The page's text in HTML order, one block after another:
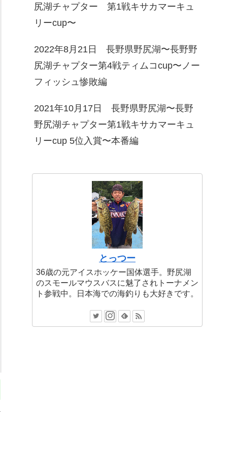
尻湖チャプター 第1戦キサカマーキュ
リーcup〜
2022年8月21日 長野県野尻湖〜長野野
尻湖チャプター第4戦ティムコcup〜ノー
フィッシュ惨敗編
2021年10月17日 長野県野尻湖〜長野
野尻湖チャプター第1戦キサカマーキュ
リーcup 5位入賞〜本番編
とっつー
36歳の元アイスホッケー国体選手。野尻湖
のスモールマウスバスに魅了されトーナメン
ト参戦中。日本海での海釣りも大好きです。